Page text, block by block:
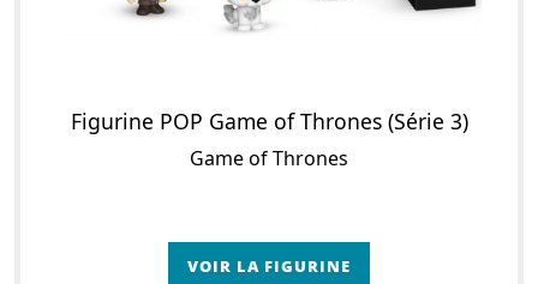
Figurine POP Game of Thrones (Série 3)
Game of Thrones
VOIR LA FIGURINE